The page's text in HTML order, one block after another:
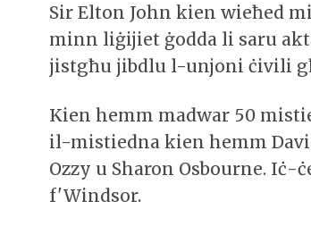
Sir Elton John kien wieħed
minn liġijiet ġodda li saru
jistgħu jibdlu l-unjoni ċivili
Kien hemm madwar 50
il-mistiedna kien hemm
Ozzy u Sharon Osbourne.
f'Windsor.